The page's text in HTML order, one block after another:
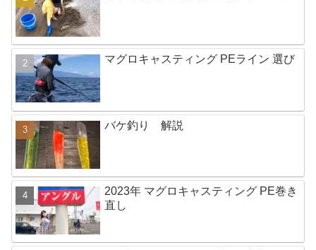
マグロキャスティング PEライン 選び
バケ釣り 解説
2023年 マグロキャスティング PE巻き
直し